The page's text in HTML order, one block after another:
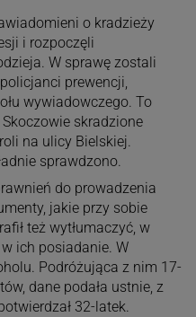
o kradzieży
i rozpoczęli
W sprawę zostali
prewencji,
wywiadowczego. To
skradzione
na ulicy Bielskiej.
sprawdzono.
do prowadzenia
jakie przy sobie
też wytłumaczyć, w
ich posiadanie. W
Podróżująca z nim 17-
dane podała ustnie, z
32-latek.